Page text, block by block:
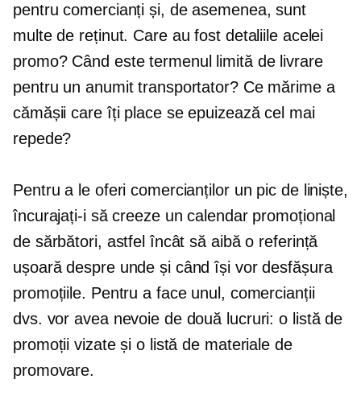
pentru comercianți și, de asemenea, sunt
multe de reținut. Care au fost detaliile acelei
promo? Când este termenul limită de livrare
pentru un anumit transportator? Ce mărime a
cămășii care îți place se epuizează cel mai
repede?
Pentru a le oferi comercianților un pic de liniște,
încurajați-i să creeze un calendar promoțional
de sărbători, astfel încât să aibă o referință
ușoară despre unde și când își vor desfășura
promoțiile. Pentru a face unul, comercianții
dvs. vor avea nevoie de două lucruri: o listă de
promoții vizate și o listă de materiale de
promovare.